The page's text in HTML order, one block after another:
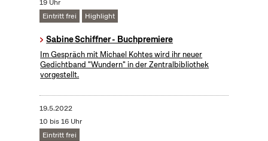
19 Uhr
Eintritt frei
Highlight
Sabine Schiffner - Buchpremiere
Im Gespräch mit Michael Kohtes wird ihr neuer
Gedichtband "Wundern" in der Zentralbibliothek
vorgestellt.
19.5.2022
10 bis 16 Uhr
Eintritt frei